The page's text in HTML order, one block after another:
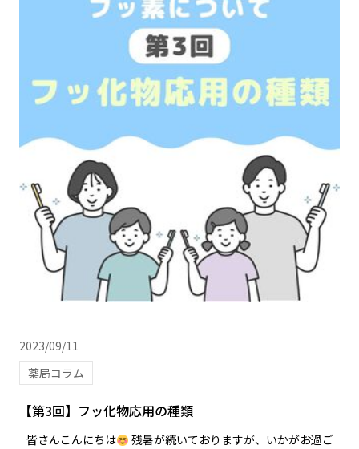
2023/09/11
薬局コラム
【第3回】フッ化物応用の種類
皆さんこんにちは
残暑が続いておりますが、いかがお過ご